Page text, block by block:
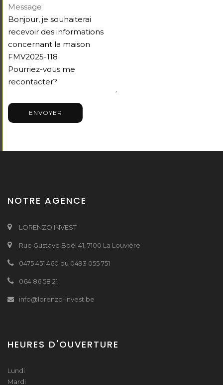
Message
ENVOYER
NOTRE AGENCE
LORENZO INVEST
Rue Gustave Boël 41, 7100 La Louvière
0475 451 460 ou 0493 055 751
064 86 58 21
info@lorenzo-invest.be
HEURES D'OUVERTURE
Lundi
Mardi